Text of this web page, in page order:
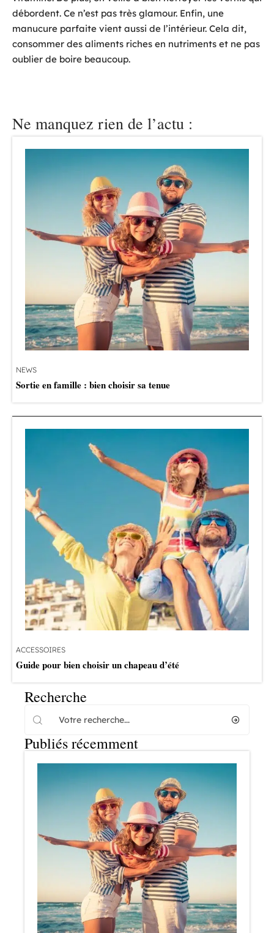
débordent. Ce n’est pas très glamour. Enfin, une
manucure parfaite vient aussi de l’intérieur. Cela dit,
consommer des aliments riches en nutriments et ne pas
oublier de boire beaucoup.
Ne manquez rien de l’actu :
NEWS
Sortie en famille : bien choisir sa tenue
ACCESSOIRES
Guide pour bien choisir un chapeau d’été
Recherche
Publiés récemment